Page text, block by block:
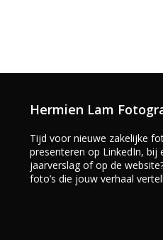
Hermien Lam
Tijd voor nieuwe zakelijke
presenteren op LinkedIn, bij
jaarverslag of op de
foto’s die jouw verhaal